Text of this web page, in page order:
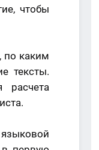
чтобы
по каким
тексты.